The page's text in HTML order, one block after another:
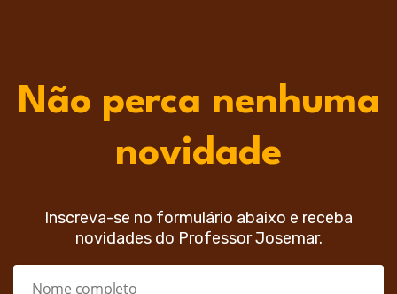
Não perca nenhuma
novidade
Inscreva-se no formulário abaixo e receba
novidades do Professor Josemar.